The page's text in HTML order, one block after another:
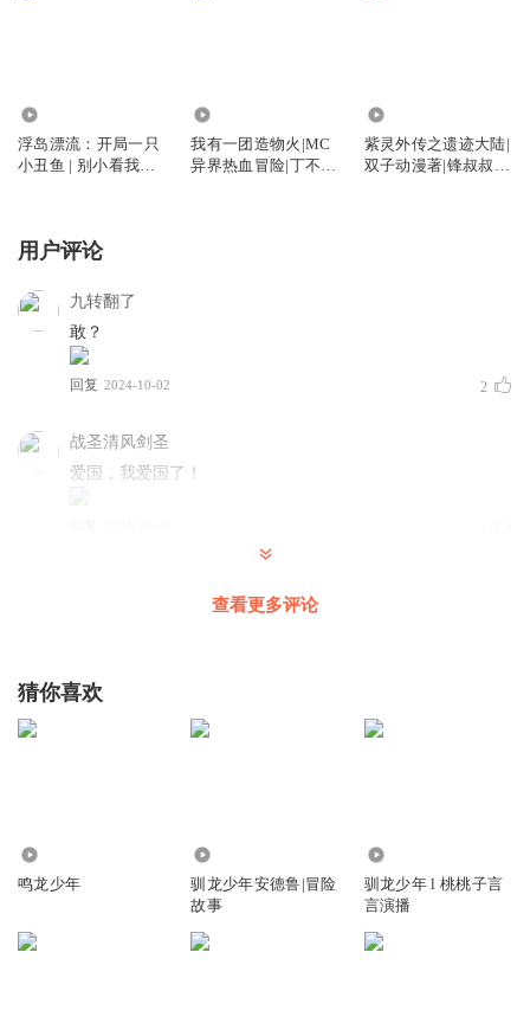
浮岛漂流：开局一只
小丑鱼 | 别小看我的
我有一团造物火|MC
异界热血冒险|丁不凡
紫灵外传之遗迹大陆|
双子动漫著|锋叔叔演
用户评论
九转翻了
敢？
回复 2024-10-02 2
战圣清风剑圣
爱国，我爱国了！
菊花剑酒
回复
查看更多评论
猜你喜欢
鸣龙少年
驯龙少年安德鲁|冒险
故事
驯龙少年 l 桃桃子言
言演播